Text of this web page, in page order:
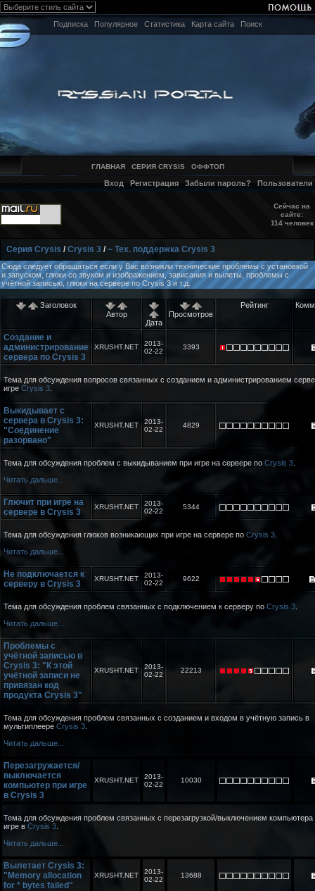
Подписка Популярное Статистика Карта сайта Поиск
ГЛАВНАЯ СЕРИЯ CRYSIS ОФФТОП
Вход Регистрация Забыли пароль? Пользователи
Сейчас на
сайте:
114 человек
Серия Crysis /Crysis 3 /~ Тех. поддержка Crysis 3
Сюда следует обращаться если у Вас возникли технические проблемы с установкой
и запуском, глюки со звуком и изображением, зависания и вылеты, проблемы с
учётной записью, глюки на сервере по Crysis 3 и т.д.
Заголовок
Автор
Дата
Просмотров
Рейтинг
Создание и
администрирование
сервера по Crysis 3
XRUSHT.NET
2013-
02-22
3393
Тема для обсуждения вопросов связанных с созданием и администрированием
игре Crysis 3
Выкидывает с
сервера в Crysis 3:
"Соединение
разорвано"
XRUSHT.NET
2013-
02-22
4829
Тема для обсуждения проблем с выкидыванием при игре на сервере по Crysis 3
Читать дальше...
Глючит при игре на
сервере в Crysis 3
XRUSHT.NET
2013-
02-22
5344
Тема для обсуждения глюков возникающих при игре на сервере по Crysis 3
Читать дальше...
Не подключается к
серверу в Crysis 3
XRUSHT.NET
2013-
02-22
9622
Тема для обсуждения проблем связанных с подключением к серверу по Crysis 3
Читать дальше...
Проблемы с
учётной записью в
Crysis 3: "К этой
учётной записи не
привязан код
продукта Crysis 3"
XRUSHT.NET
2013-
02-22
22213
Тема для обсуждения проблем связанных с созданием и входом в учётную запись в
мультиплеере Crysis 3
Читать дальше...
Перезагружается/
выключается
компьютер при игре
в Crysis 3
XRUSHT.NET
2013-
02-22
10030
Тема для обсуждения проблем связанных с перезагрузкой/выключением компьютера
игре в Crysis 3
Читать дальше...
Вылетает Crysis 3:
"Memory allocation
for * bytes failed"
XRUSHT.NET
2013-
02-22
13688